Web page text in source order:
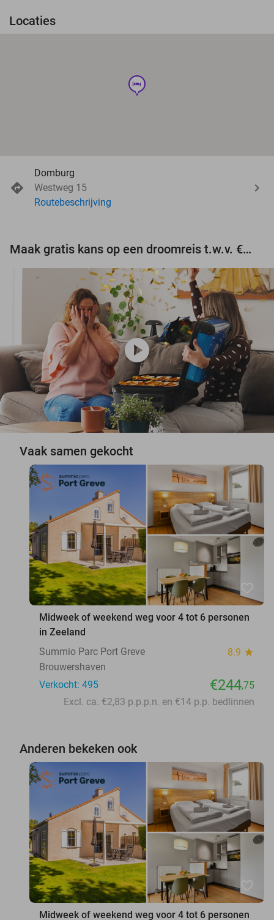
Locaties
hotel
Domburg
Westweg 15
Routebeschrijving
Maak gratis kans op een droomreis t.w.v. €3.000!
play_circle
Vaak samen gekocht
favorite_border
Midweek of weekend weg voor 4 tot 6 personen
in Zeeland
Summio Parc Port Greve
8.9 star
Brouwershaven
Verkocht: 495
€244,75
Excl. ca. €2,83 p.p.p.n. en €14 p.p. bedlinnen
Anderen bekeken ook
favorite_border
Midweek of weekend weg voor 4 tot 6 personen